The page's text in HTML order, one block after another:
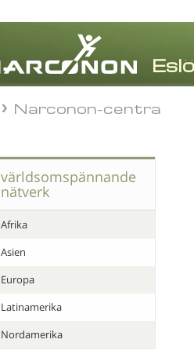
⨯
Narconon-centra
världsomspännande
nätverk
Afrika
Asien
Europa
Latinamerika
Nordamerika
Narconon-centra